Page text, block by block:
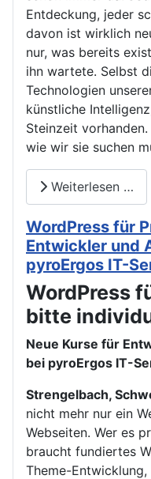
Entdeckung, jeder
davon ist wirklich
nur, was bereits
ihn wartete. Selbst
Technologien
künstliche
Steinzeit
wie wir sie suchen
Weiterlesen …
WordPress für
Entwickler und
pyroErgos IT-
WordPress
bitte
Neue Kurse für
bei pyroErgos IT-
Strengelbach,
nicht mehr nur ein
Webseiten. Wer es
braucht fundiertes
Theme-